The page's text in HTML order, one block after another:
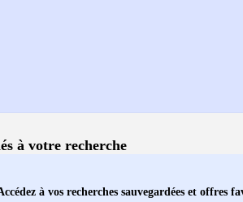
à votre recherche
à vos recherches sauvegardées et offres